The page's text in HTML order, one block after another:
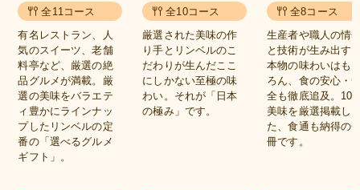
全11コース
有名レストラン、人
気のスイーツ、老舗
料亭など、厳選の絶
品グルメが満載。厳
選の美味をバラエテ
ィ豊かにラインナッ
プしたリンベルの定
番の「選べるグルメ
ギフト」。
全10コース
厳選された美味の作
り手とリンベルのこ
だわりが生んだここ
にしかない至極の味
わい。それが「日本
の極み」です。
全8コース
生産者や職人の情
と技術が生み出す
本物の味わいはも
ろん、食の安心・
全も徹底追及。100
美味を厳選掲載し
た、食通も納得の
冊です。